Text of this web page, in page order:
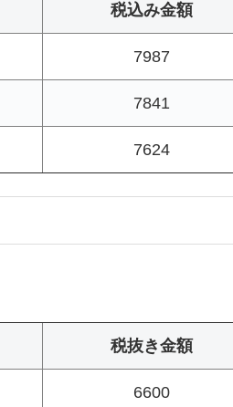
税込み金額
7987
7841
7624
税抜き金額
6600